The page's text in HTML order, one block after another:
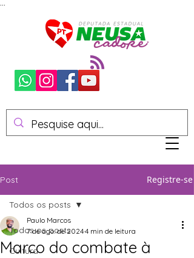
Post Registre-se
Todos os posts
Cultura
Todos os posts
Marco do combate à
Paulo Marcos
7 de ago. de 20244 min de leitura